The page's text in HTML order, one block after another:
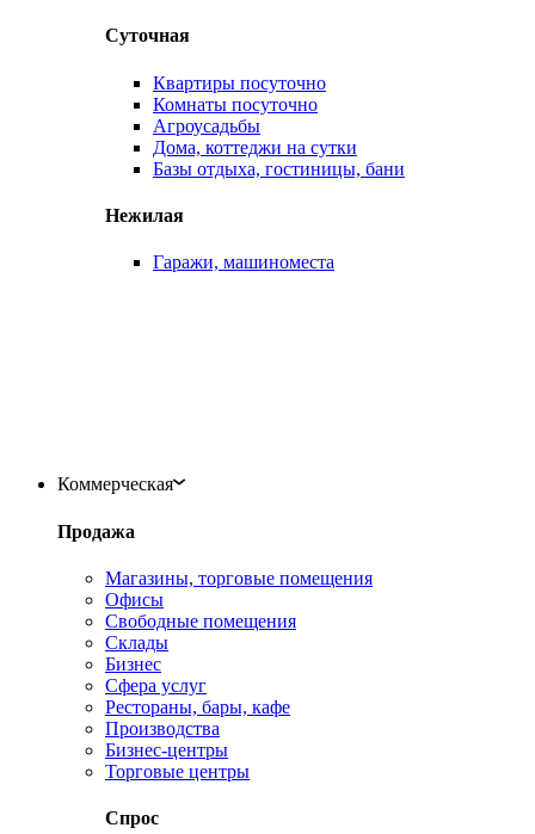
Суточная
Квартиры посуточно
Комнаты посуточно
Агроусадьбы
Дома, коттеджи на сутки
Базы отдыха, гостиницы, бани
Нежилая
Гаражи, машиноместа
Коммерческая
Продажа
Магазины, торговые помещения
Офисы
Свободные помещения
Склады
Бизнес
Сфера услуг
Рестораны, бары, кафе
Производства
Бизнес-центры
Торговые центры
Спрос